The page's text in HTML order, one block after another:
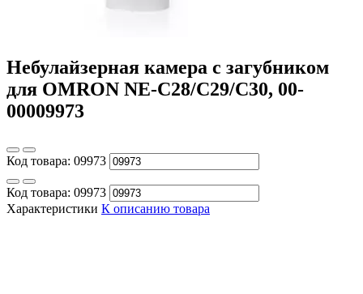
Небулайзерная камера с загубником
для OMRON NE-C28/С29/С30, 00-
00009973
Код товара: 09973
Код товара: 09973
Характеристики К описанию товара